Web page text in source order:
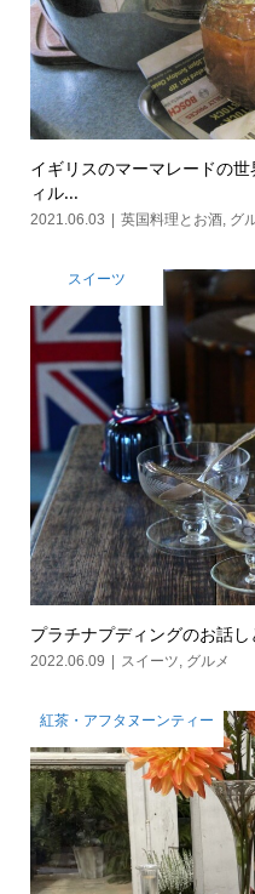
イギリスのマーマレードの
ィル...
2021.06.03 英国料理とお酒, グ
スイーツ
プラチナプディングのお話
2022.06.09 スイーツ グルメ
紅茶・アフタヌーンティー